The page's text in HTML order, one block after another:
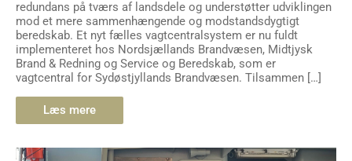
redundans på tværs af landsdele og understøtter udviklingen
mod et mere sammenhængende og modstandsdygtigt
beredskab. Et nyt fælles vagtcentralsystem er nu fuldt
implementeret hos Nordsjællands Brandvæsen, Midtjysk
Brand & Redning og Service og Beredskab, som er
vagtcentral for Sydøstjyllands Brandvæsen. Tilsammen […]
Læs mere